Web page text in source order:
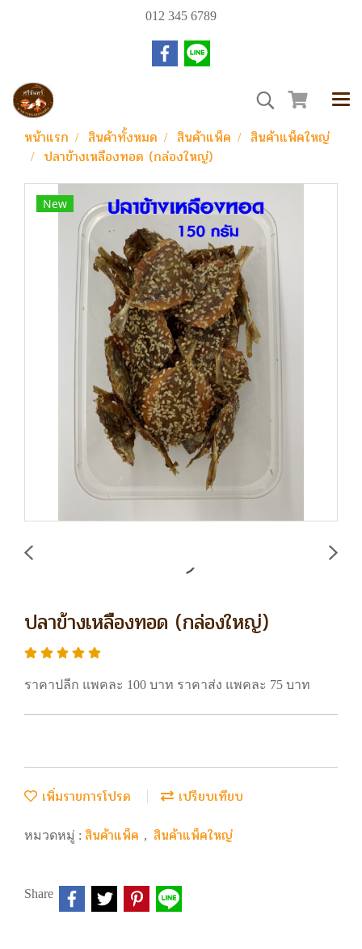
012 345 6789
หน้าแรก สินค้าทั้งหมด สินค้าแพ็ค
สินค้าแพ็คใหญ่
ปลาข้างเหลืองทอด (กล่องใหญ่)
New
ปลาข้างเหลืองทอด (กล่องใหญ่)
ราคาปลีก แพคละ 100 บาท ราคาส่ง แพคละ 75 บาท
เพิ่มรายการโปรด เปรียบเทียบ
หมวดหมู่ : สินค้าแพ็ค , สินค้าแพ็คใหญ่
Share